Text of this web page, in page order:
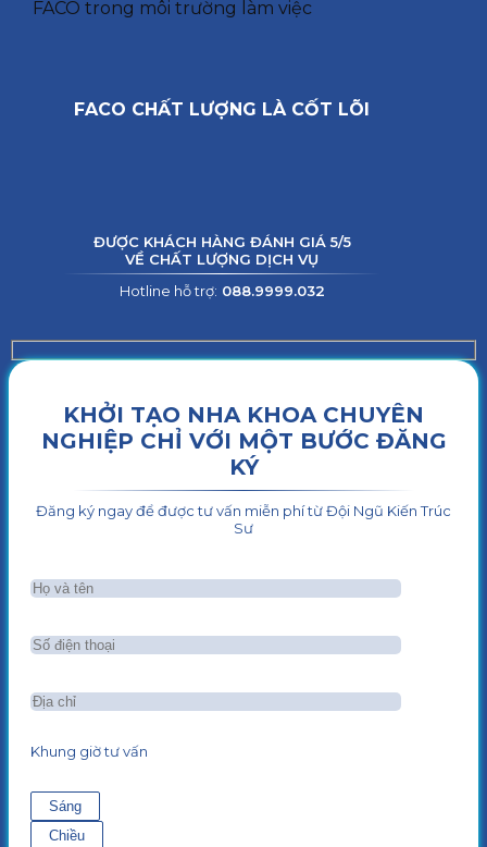
FACO trong môi trường làm việc
FACO CHẤT LƯỢNG LÀ CỐT LÕI
ĐƯỢC KHÁCH HÀNG ĐÁNH GIÁ 5/5
VỀ CHẤT LƯỢNG DỊCH VỤ
Hotline hỗ trợ: 088.9999.032
KHỞI TẠO NHA KHOA CHUYÊN
NGHIỆP CHỈ VỚI MỘT BƯỚC ĐĂNG
KÝ
Đăng ký ngay để được tư vấn miễn phí từ Đội Ngũ Kiến Trúc
Sư
Khung giờ tư vấn
Sáng
Chiều